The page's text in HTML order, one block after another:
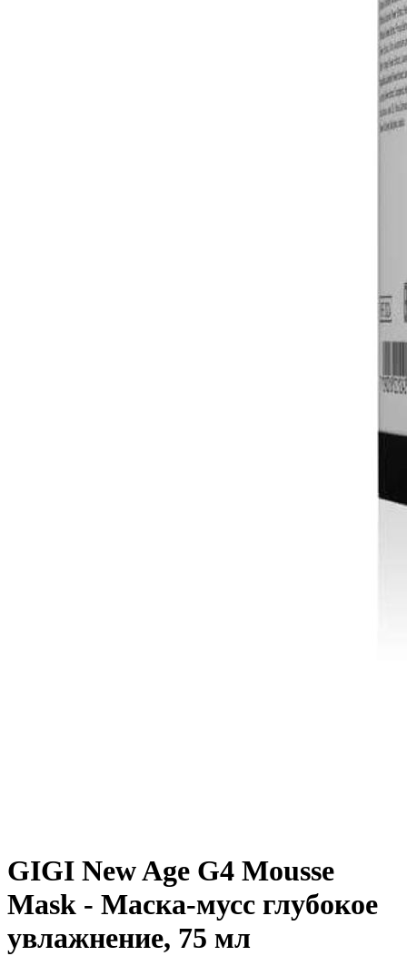
GIGI New Age G4 Mousse
Mask - Маска-мусс глубокое
увлажнение, 75 мл